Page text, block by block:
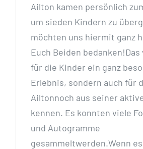
Ailton kamen persönlich
um sieden Kindern zu
möchten uns hiermit ganz
Euch Beiden
für die Kinder ein ganz
Erlebnis, sondern auch für
Ailtonnoch aus seiner
kennen. Es konnten viele
und Autogramme
gesammeltwerden.Wenn